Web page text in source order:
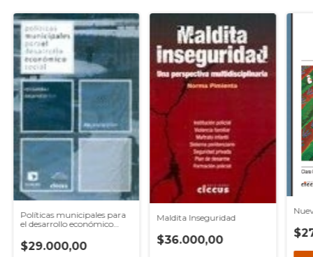
Políticas municipales para
el desarrollo económico
$29.000,00
Maldita Inseguridad
$36.000,00